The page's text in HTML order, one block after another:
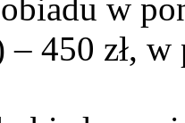
w
450 zł,